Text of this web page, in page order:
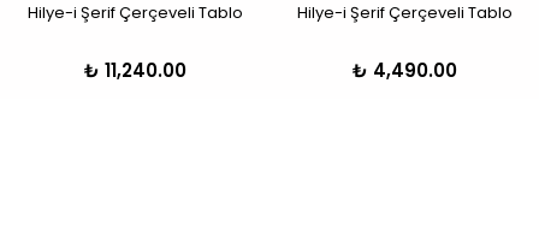
Hilye-i Şerif Çerçeveli Tablo
₺ 11,240.00
Hilye-i Şerif Çerçeveli Tablo
₺ 4,490.00